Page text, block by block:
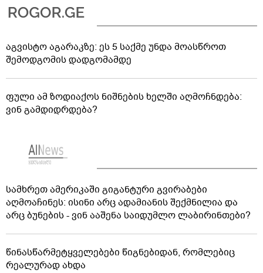
აგვისტო აგარაკზე: ეს 5 საქმე უნდა მოასწროთ
შემოდგომის დადგომამდე
ფული ამ ზოდიაქოს ნიშნების ხელში აღმოჩნდება:
ვინ გამდიდრდება?
სამხრეთ ამერიკაში გიგანტური გვირაბები
აღმოაჩინეს: ისინი არც ადამიანის შექმნილია და
არც ბუნების - ვინ ააშენა საიდუმლო ლაბირინთები?
წინასწარმეტყველებები წიგნებიდან, რომლებიც
რეალურად ახდა